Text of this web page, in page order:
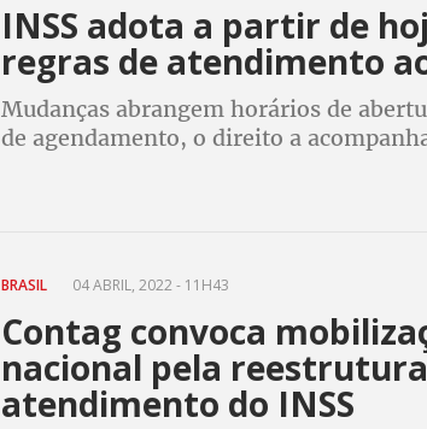
INSS adota a partir de
regras de atendimento
Mudanças abrangem horários de
de agendamento, o direito a
BRASIL 04 ABRIL, 2022 - 11H43
Contag convoca
nacional pela
atendimento do INSS